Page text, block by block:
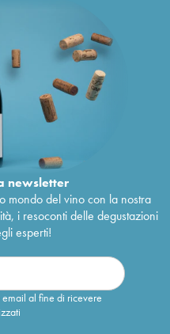
newsletter
mondo del vino con la nostra
i resoconti delle degustazioni
esperti!
al fine di ricevere